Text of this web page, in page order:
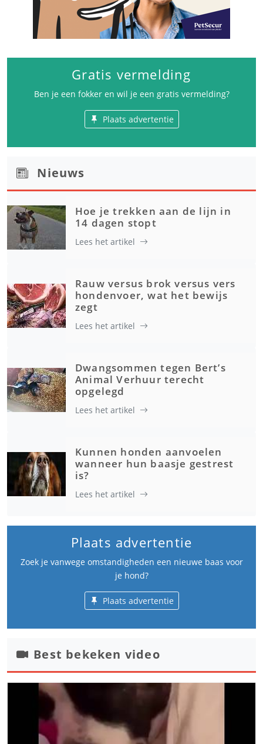
Gratis vermelding
Ben je een fokker en wil je een gratis vermelding?
Plaats advertentie
Nieuws
Hoe je trekken aan de lijn in
14 dagen stopt
Lees het artikel
Rauw versus brok versus vers
hondenvoer, wat het bewijs
zegt
Lees het artikel
Dwangsommen tegen Bert’s
Animal Verhuur terecht
opgelegd
Lees het artikel
Kunnen honden aanvoelen
wanneer hun baasje gestrest
is?
Lees het artikel
Plaats advertentie
Zoek je vanwege omstandigheden een nieuwe baas voor
je hond?
Plaats advertentie
Best bekeken video